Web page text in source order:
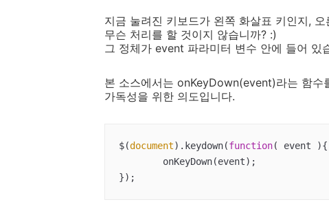
지금 눌려진 키보드가 왼쪽 화살표 키인지,
무슨 처리를 할 것이지 않습니까? :)
그 정체가 event 파라미터 변수 안에 들어 있
본 소스에서는 onKeyDown(event)라는 함수
가독성을 위한 의도입니다.
$(document).keydown(function( event ){